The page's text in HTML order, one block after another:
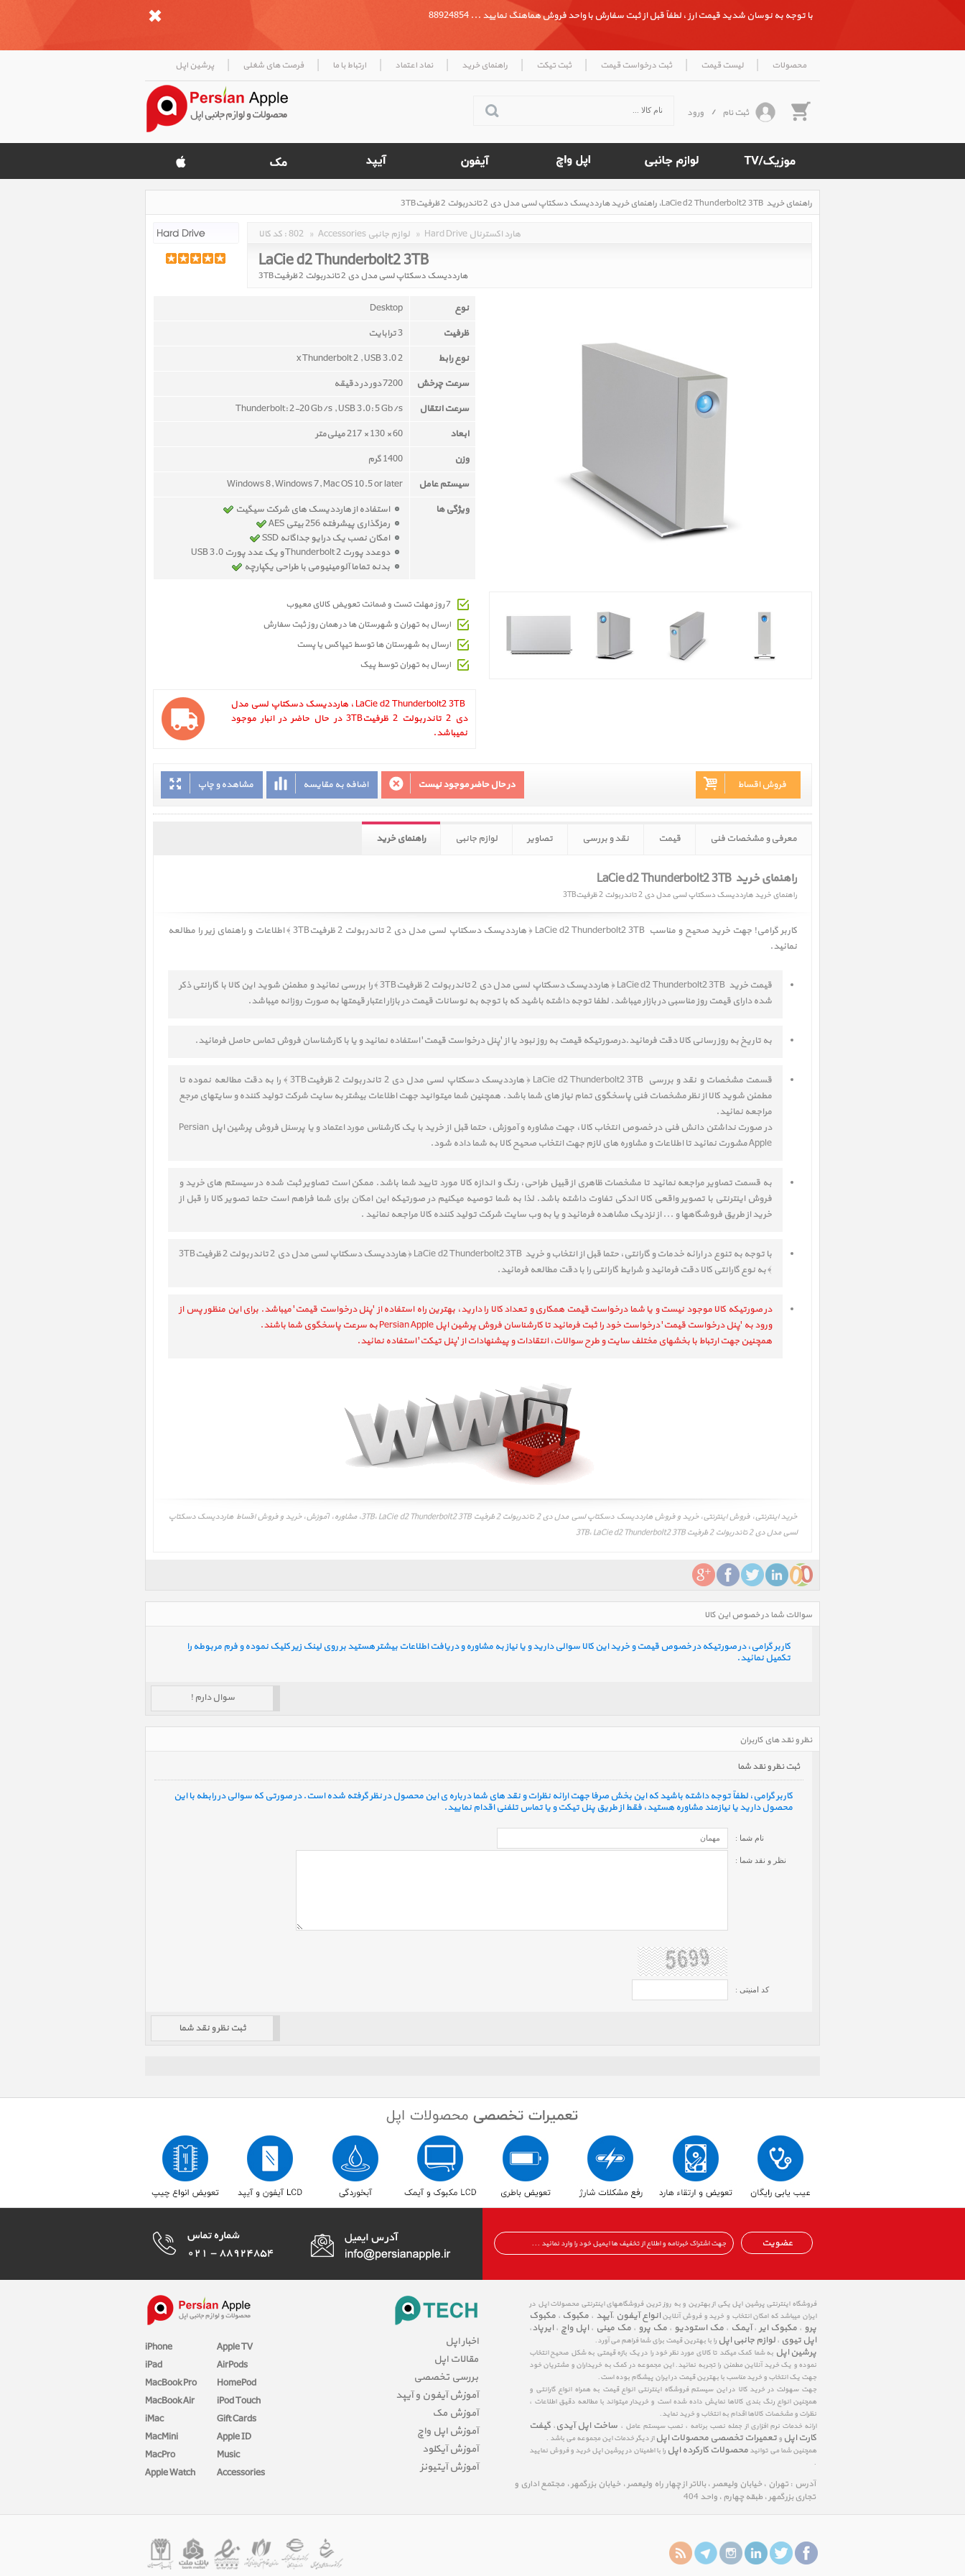
با توجه به نوسان شدید قیمت ارز ، لطفاً قبل از ثبت سفارش با واحد فروش هماهنگ نمایید ... 88924854
محصولات | لیست قیمت | ثبت درخواست قیمت | ثبت تیکت | راهنمای خرید | نماد اعتماد | ارتباط با ما | فرصت های شغلی | پرشین اپل
ثبت نام / ورود
راهنمای خرید LaCie d2 Thunderbolt2 3TB ‎، راهنمای خرید هارددیسک دسکتاپ لسی مدل دی 2 تاندربولت 2 ظرفیت3TB
Rated
کد کالا :802 » Accessories لوازم جانبی » Hard Drive هارد اکسترنال
LaCie d2 Thunderbolt2 3TB ‎
هارددیسک دسکتاپ لسی مدل دی 2 تاندربولت 2 ظرفیت3TB
نوع
Desktop
ظرفیت
3 ترابایت
نوع رابط
2 x Thunderbolt 2 , USB 3.0
سرعت چرخش
7200 دور در دقیقه
سرعت انتقال
Thunderbolt: 2-20 Gb/s , USB 3.0: 5 Gb/s
ابعاد
60 × 130 × 217 میلی‌متر
وزن
1400 گرم
سیستم عامل
Windows 8, Windows 7, Mac OS 10.5 or later
ویژگی ها
استفاده از هارددیسک های شرکت سیگیت
رمزگذاری پیشرفته 256 بیتی AES
امکان نصب یک درایو جداگانه SSD
دوعدد پورت Thunderbolt 2 و یک عدد پورت USB 3.0
بدنه تماما آلومینیومی با طراحی یکپارچه
7 روز مهلت تست و ضمانت تعویض کالای معیوب
ارسال به تهران و شهرستان ها در همان روز ثبت سفارش
ارسال به شهرستان ها توسط تیپاکس یا پست
ارسال به تهران توسط پیک
LaCie d2 Thunderbolt2 3TB ‎ ، هارددیسک دسکتاپ لسی مدل
دی 2 تاندربولت 2 ظرفیت3TB در حال حاضر در انبار موجود
نمیباشد.
مشاهده و چاپ اضافه به مقایسه در حال حاضر موجود نیست فروش اقساط
معرفی و مشخصات فنی قیمت نقد و بررسی تصاویر لوازم جانبی راهنمای خرید
راهنمای خرید LaCie d2 Thunderbolt2 3TB ‎
راهنمای خرید هارددیسک دسکتاپ لسی مدل دی 2 تاندربولت 2 ظرفیت3TB
کاربر گرامی! جهت خرید صحیح و مناسب LaCie d2 Thunderbolt2 3TB ‎ ﴿ هارددیسک دسکتاپ لسی مدل دی 2 تاندربولت 2 ظرفیت3TB ﴾
اطلاعات و راهنمای زیر را مطالعه
نمائید.
قیمت خرید LaCie d2 Thunderbolt2 3TB ‎ ﴿ هارددیسک دسکتاپ لسی مدل دی 2 تاندربولت 2 ظرفیت3TB ﴾ را بررسی نمائید و مطمئن شوید این کالا با گارانتی ذکر
شده دارای قیمت روز مناسبی در بازار میباشد. لطفا توجه داشته باشید که با توجه به نوسانات قیمت در بازار اعتبار قیمتها به صورت روزانه میباشد.
به تاریخ به روز رسانی کالا دقت فرمائید.درصورتیکه قیمت به روز نبود یا از 'پنل درخواست قیمت' استفاده نمائید و یا با کارشناسان فروش تماس حاصل فرمائید.
قسمت مشخصات و نقد و بررسی LaCie d2 Thunderbolt2 3TB ‎ ﴿ هارددیسک دسکتاپ لسی مدل دی 2 تاندربولت 2 ظرفیت3TB ﴾ را به دقت مطالعه نموده تا
مطمئن شوید کالا از نظر مشخصات فنی پاسخگوی تمام نیاز های شما باشد. همچنین شما میتوانید جهت اطلاعات بیشتر به سایت شرکت تولید کننده و سایتهای مرجع
مراجعه نمائید.
در صورت نداشتن دانش فنی در خصوص انتخاب کالا، جهت مشاوره و آموزش، حتما قبل از خرید با یک کارشناس مورد اعتماد و یا پرسنل فروش پرشین اپل Persian
Apple مشورت نمائید تا اطلاعات و مشاوره های لازم جهت انتخاب صحیح کالا به شما داده شود.
به قسمت تصاویر مراجعه نمائید تا مشخصات ظاهری از قبیل طراحی، رنگ و اندازه کالا مورد تایید شما باشد. ممکن است تصاویر ثبت شده در سیستم های خرید و
فروش اینترنتی با تصویر واقعی کالا اندکی تفاوت داشته باشد. لذا به شما توصیه میکنیم در صورتیکه این امکان برای شما فراهم است حتما تصویر کالا را قبل از
خرید از طریق فروشگاهها و ... از نزدیک مشاهده فرمائید و یا به وب سایت شرکت تولید کننده کالا مراجعه نمائید .
با توجه به تنوع در ارائه خدمات و گارانتی، حتما قبل از انتخاب و خرید LaCie d2 Thunderbolt2 3TB ‎ ﴿ هارددیسک دسکتاپ لسی مدل دی 2 تاندربولت 2 ظرفیت3TB
﴾ به نوع گارانتی کالا دقت فرمائید و شرایط گارانتی را با دقت مطالعه فرمائید.
در صورتیکه کالا موجود نیست و یا شما درخواست قیمت همکاری و تعداد کالا را دارید، بهترین راه استفاده از 'پنل درخواست قیمت' میباشد. برای این منظور پس از
ورود به 'پنل درخواست قیمت' درخواست خود را ثبت فرمائید تا کارشناسان فروش پرشین اپل Persian Apple به سرعت پاسخگوی شما باشند.
همچنین جهت ارتباط با بخشهای مختلف سایت و طرح سوالات، انتقادات و پیشنهادات از 'پنل تیکت' استفاده نمائید.
خرید اینترنتی، فروش اینترنتی، خرید و فروش هارددیسک دسکتاپ لسی مدل دی 2 تاندربولت 2 ظرفیت3TB، LaCie d2 Thunderbolt2 3TB ‎، مشاوره، آموزش، خرید و فروش اقساط هارددیسک دسکتاپ
لسی مدل دی 2 تاندربولت 2 ظرفیت3TB، LaCie d2 Thunderbolt2 3TB ‎
سوالات شما در خصوص این کالا
کاربر گرامی، در صورتیکه در خصوص قیمت و خرید این کالا سوالی دارید و یا نیاز به مشاوره و دریافت اطلاعات بیشتر هستید بر روی لینک زیر کلیک نموده و فرم مربوطه را
تکمیل نمائید.
سوال دارم !
نظر و نقد های کاربران
ثبت نظر و نقد شما
کاربر گرامی، لطفاً توجه داشته باشید که این بخش صرفا جهت ارائه نظرات و نقد های شما درباره ی این محصول در نظر گرفته شده است. در صورتی که سوالی در رابطه با این
محصول دارید یا نیازمند مشاوره هستید، فقط از طریق پنل تیکت و یا تماس تلفنی اقدام نمایید.
نام شما :
نظر و نقد شما :
کد امنیتی :
عضویت
iPhone
iPad
MacBook Pro
MacBook Air
iMac
MacMini
MacPro
Apple Watch
Apple TV
AirPods
HomePod
iPod Touch
Gift Cards
Apple ID
Music
Accessories
اخبار اپل
مقالات اپل
بررسی تخصصی
آموزش آیفون و آیپد
آموزش مک
آموزش اپل واچ
آموزش آیکلود
آموزش آیتیونز
فروشگاه اینترنتی پرشین اپل یکی از بهترین و به روز ترین فروشگاههای اینترنتی محصولات اپل در
ایران میباشد که امکان انتخاب و خرید و فروش آنلاینانواع آیفون ،آیپد ، مکبوک ، مکبوک
پرو ، مکبوک ایر ، آیمک ، مک استودیو ، مک پرو ، مک مینی ، اپل واچ ، ایرپاد،
اپل تیوی ، لوازم جانبی اپل را با بهترین قیمت برای شما فراهم می آورد.
پرشین اپل به شما کمک میکند تا کالای مورد نظر خود را در یک بازه قیمتی به شکل صحیح انتخاب
نموده و یک خرید آنلاین مطمئن را تجربه نمائید. این مجموعه در کمک به خریداران و مشتریان خود
جهت یک انتخاب و خرید مناسب با بهترین قیمت در ایران پیشگام بوده است.
جهت سهولت در خرید کالا در این سیستم فروشگاه اینترنتی انواع قیمت به همراه انواع گارانتی و
همچنین انواع رنگ بندی کالاها نمایش داده شده است و خریدار میتواند با مطالعه دقیق اطلاعات ،
نظرات و مشخصات کالاها اقدام به انتخاب و خرید نماید.
ارائه خدمات نرم افزاری از جمله نصب برنامه ، نصب سیستم عامل ، ساخت اپل آیدی ، گیفت
کارت اپل و تعمیرات تخصصی محصولات اپل از دیگر خدمات این مجموعه می باشد .
همچنین شما می توانید محصولات کارکرده اپل را با اطمینان در پرشین اپل خرید و فروش نمایید
.
آدرس : تهران ، خیابان ولیعصر ، بالاتر از چهار راه ولیعصر ، خیابان بزرگمهر ، مجتمع اداری و
تجاری بزرگمهر ، طبقه چهارم ، واحد 404